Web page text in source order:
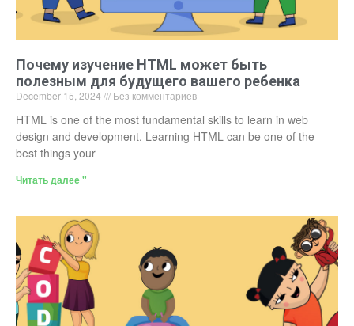
Почему изучение HTML может быть
полезным для будущего вашего ребенка
December 15, 2024 Без комментариев
HTML is one of the most fundamental skills to learn in web
design and development. Learning HTML can be one of the
best things your
Читать далее "